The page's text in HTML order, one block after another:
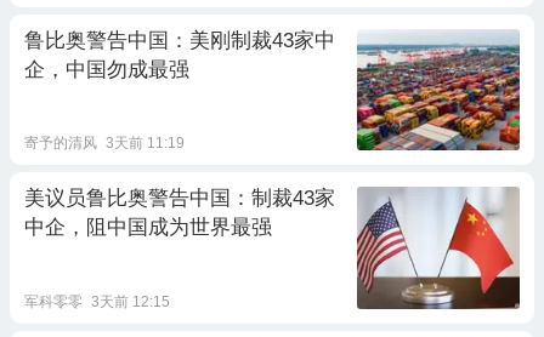
鲁比奥警告中国：美刚制裁43家中
企，中国勿成最强
寄予的清风 3天前 11:19
美议员鲁比奥警告中国：制裁43家
中企，阻中国成为世界最强
军科零零 3天前 12:15